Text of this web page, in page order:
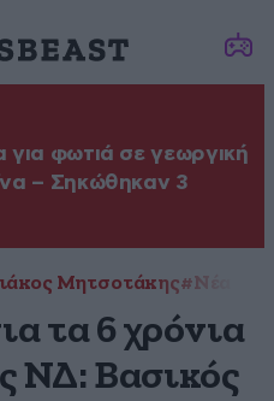
για φωτιά σε γεωργική
– Σηκώθηκαν 3
Μητσοτάκης#Νέα
τα 6 χρόνια
ΝΔ: Βασικός